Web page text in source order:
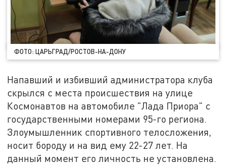
ФОТО: ЦАРЬГРАД/РОСТОВ-НА-ДОНУ
Напавший и избивший администратора клуба
скрылся с места происшествия на улице
Космонавтов на автомобиле "Лада Приора" с
государственными номерами 95-го региона.
Злоумышленник спортивного телосложения,
носит бороду и на вид ему 22-27 лет. На
данный момент его личность не установлена.